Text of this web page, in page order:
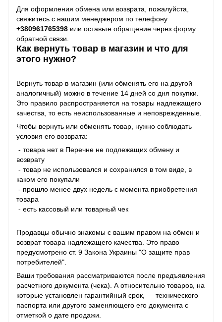
Для оформления обмена или возврата, пожалуйста,
свяжитесь с нашим менеджером по телефону
+380961765398 или оставьте обращение через форму
обратной связи.
Как вернуть товар в магазин и что для
этого нужно?
Вернуть товар в магазин (или обменять его на другой
аналогичный) можно в течение 14 дней со дня покупки.
Это правило распространяется на товары надлежащего
качества, то есть неиспользованные и неповрежденные.
Чтобы вернуть или обменять товар, нужно соблюдать
условия его возврата:
- товара нет в Перечне не подлежащих обмену и
возврату
- товар не использовался и сохранился в том виде, в
каком его покупали
- прошло менее двух недель с момента приобретения
товара
- есть кассовый или товарный чек
Продавцы обычно знакомы с вашим правом на обмен и
возврат товара надлежащего качества. Это право
предусмотрено ст. 9 Закона Украины "О защите прав
потребителей".
Ваши требования рассматриваются после предъявления
расчетного документа (чека). А относительно товаров, на
которые установлен гарантийный срок, — технического
паспорта или другого заменяющего его документа с
отметкой о дате продажи.